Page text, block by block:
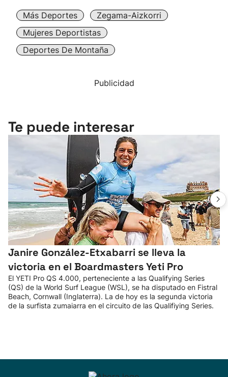
Más Deportes
Zegama-Aizkorri
Mujeres Deportistas
Deportes De Montaña
Publicidad
Te puede interesar
Janire González-Etxabarri se lleva la
victoria en el Boardmasters Yeti Pro
El YETI Pro QS 4.000, perteneciente a las Qualifying Series
(QS) de la World Surf League (WSL), se ha disputado en Fistral
Beach, Cornwall (Inglaterra). La de hoy es la segunda victoria
de la surfista zumaiarra en el circuito de las Qualifiying Series.